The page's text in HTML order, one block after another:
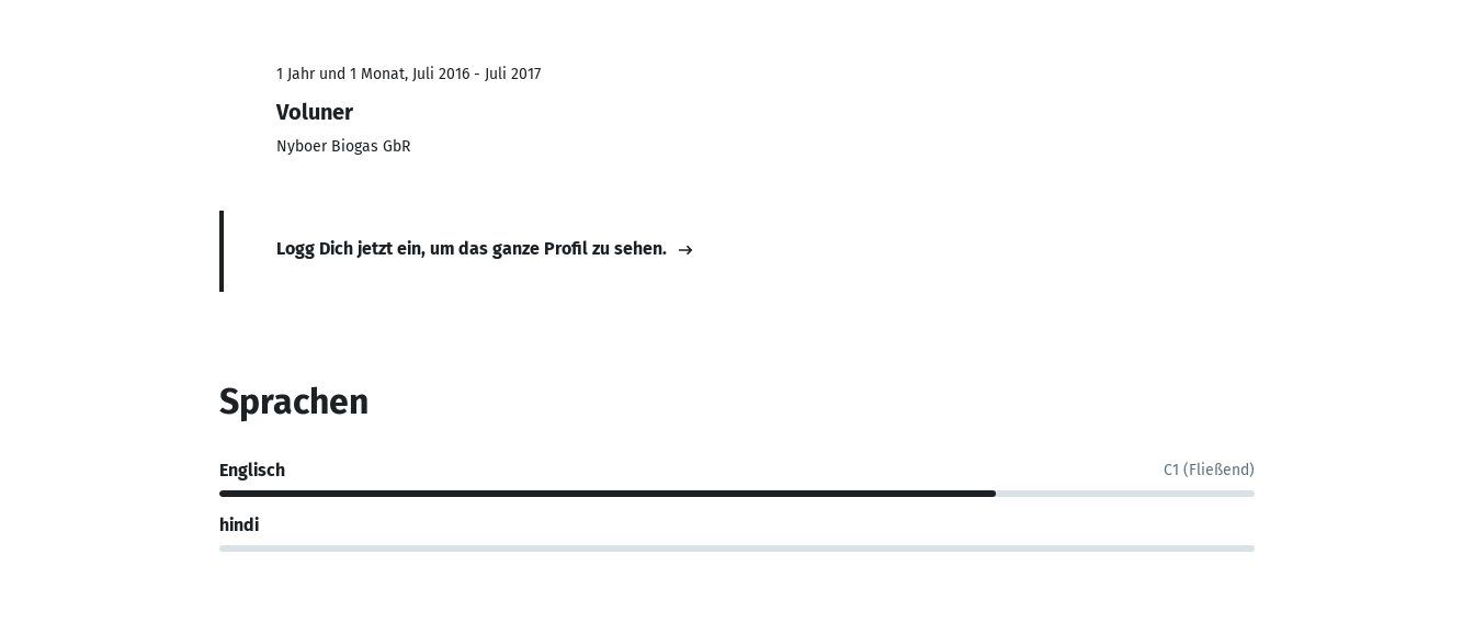
1 Jahr und 1 Monat, Juli 2016 - Juli 2017
Voluner
Nyboer Biogas GbR
Logg Dich jetzt ein, um das ganze Profil zu sehen.
Sprachen
Englisch C1 (Fließend)
hindi